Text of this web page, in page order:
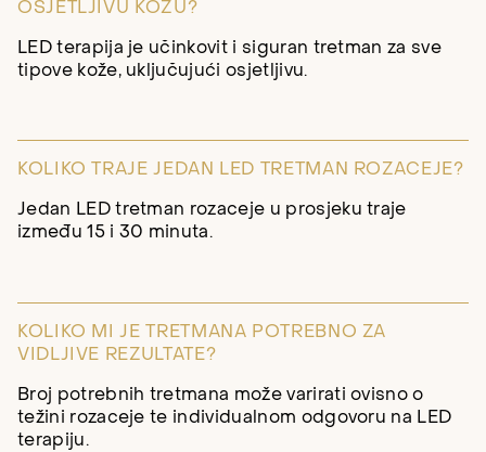
OSJETLJIVU KOŽU?
LED terapija je učinkovit i siguran tretman za sve
tipove kože, uključujući osjetljivu.
KOLIKO TRAJE JEDAN LED TRETMAN ROZACEJE?
Jedan LED tretman rozaceje u prosjeku traje
između 15 i 30 minuta.
KOLIKO MI JE TRETMANA POTREBNO ZA
VIDLJIVE REZULTATE?
Broj potrebnih tretmana može varirati ovisno o
težini rozaceje te individualnom odgovoru na LED
terapiju.